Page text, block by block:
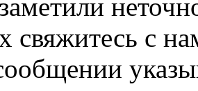
свяжитесь с